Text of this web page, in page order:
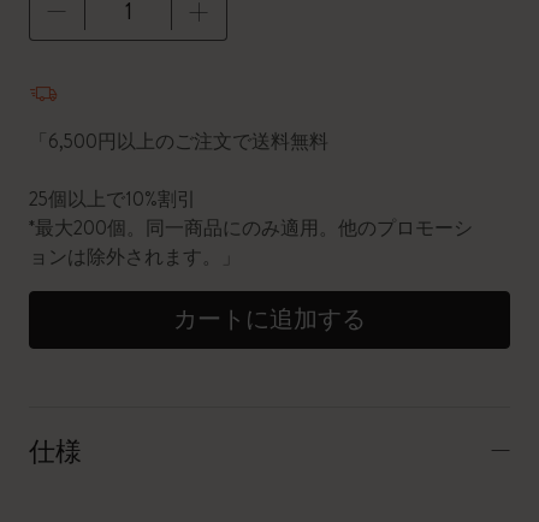
「6,500円以上のご注文で送料無料
25個以上で10%割引
*最大200個。同一商品にのみ適用。他のプロモーシ
ョンは除外されます。」
カートに追加する
仕様